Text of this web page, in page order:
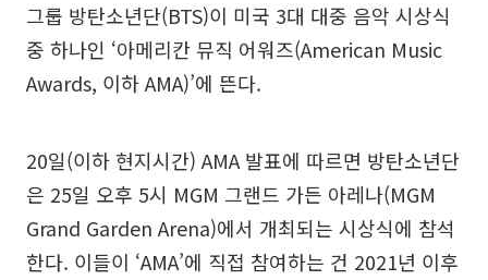
그룹 방탄소년단(BTS)이 미국 3대 대중 음악 시상식
중 하나인 ‘아메리칸 뮤직 어워즈(American Music
Awards, 이하 AMA)’에 뜬다.
20일(이하 현지시간) AMA 발표에 따르면 방탄소년단
은 25일 오후 5시 MGM 그랜드 가든 아레나(MGM
Grand Garden Arena)에서 개최되는 시상식에 참석
한다. 이들이 ‘AMA’에 직접 참여하는 건 2021년 이후